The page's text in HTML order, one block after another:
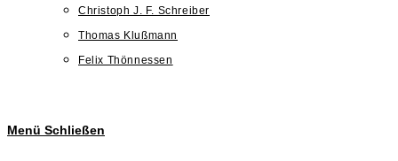
Christoph J. F. Schreiber
Thomas Klußmann
Felix Thönnessen
Menü Schließen